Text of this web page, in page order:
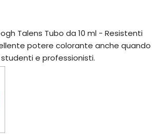
Talens Tubo da 10 ml - Resistenti
potere colorante anche quando
e professionisti.